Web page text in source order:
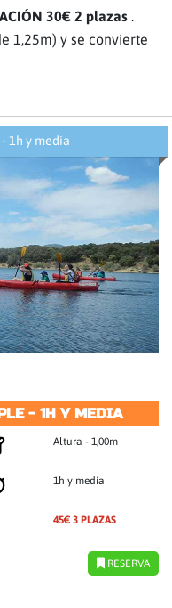
30€ 2 plazas .
1,25m) y se convierte
1h y media
- 1H Y MEDIA
Altura - 1,00m
1h y media
45€ 3 PLAZAS
RESERVA